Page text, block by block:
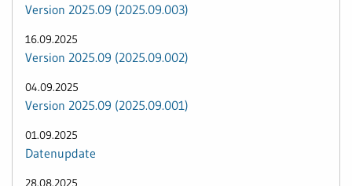
Version 2025.09 (2025.09.003)
16.09.2025
Version 2025.09 (2025.09.002)
04.09.2025
Version 2025.09 (2025.09.001)
01.09.2025
Datenupdate
28.08.2025